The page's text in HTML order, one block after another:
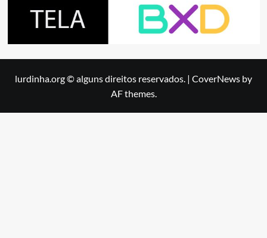
lurdinha.org © alguns direitos reservados. | CoverNews by
AF themes.